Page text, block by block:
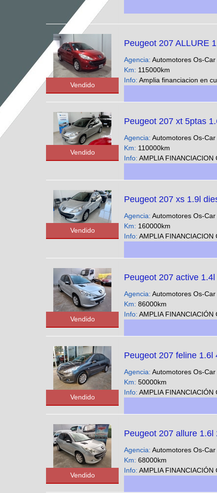
Vendido
Peugeot 207 ALLURE
Agencia: Automotores Os-Car
Km: 115000km
Info: Amplia financiacion en cuotas fijas y en pesos solo con DNI
Vendido
Peugeot 207 xt 5ptas
Agencia: Automotores Os-Car
Km: 110000km
Info: AMPLIA FINANCIACION CUOTAS FIJAS EN PESOS SOLO CON DNI - Podes ver nuestra
Vendido
Peugeot 207 xs 1.9l
Agencia: Automotores Os-Car
Km: 160000km
Info: AMPLIA FINANCIACION CUOTAS FIJAS EN PESOS SOLO CON DNI - Podes ver nuestra
Vendido
Peugeot 207 active
Agencia: Automotores Os-Car
Km: 86000km
Info: AMPLIA FINANCIACIÓN CUOTAS FIJAS EN PESOS SOLO CON DNI - Podes ver nuestra
Vendido
Peugeot 207 feline 1.6l
Agencia: Automotores Os-Car
Km: 50000km
Info: AMPLIA FINANCIACIÓN CUOTAS FIJAS EN PESOS SOLO CON DNI - Podes ver nuestra
Vendido
Peugeot 207 allure 1.6l
Agencia: Automotores Os-Car
Km: 68000km
Info: AMPLIA FINANCIACIÓN CUOTAS FIJAS EN PESOS SOLO CON DNI - Podes ver nuestra